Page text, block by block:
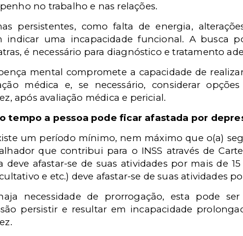
no trabalho e nas relações.
persistentes, como falta de energia,
indicar uma incapacidade funcional. A busca
é necessário para diagnóstico e tratamento
mental compromete a capacidade de
médica e, se necessário, considerar
após avaliação médica e pericial.
tempo a pessoa pode ficar afastada por
um período mínimo, nem máximo que o(a)
que contribui para o INSS através de
deve afastar-se de suas atividades por mais de
e etc.) deve afastar-se de suas atividades
necessidade de prorrogação, esta pode
persistir e resultar em incapacidade